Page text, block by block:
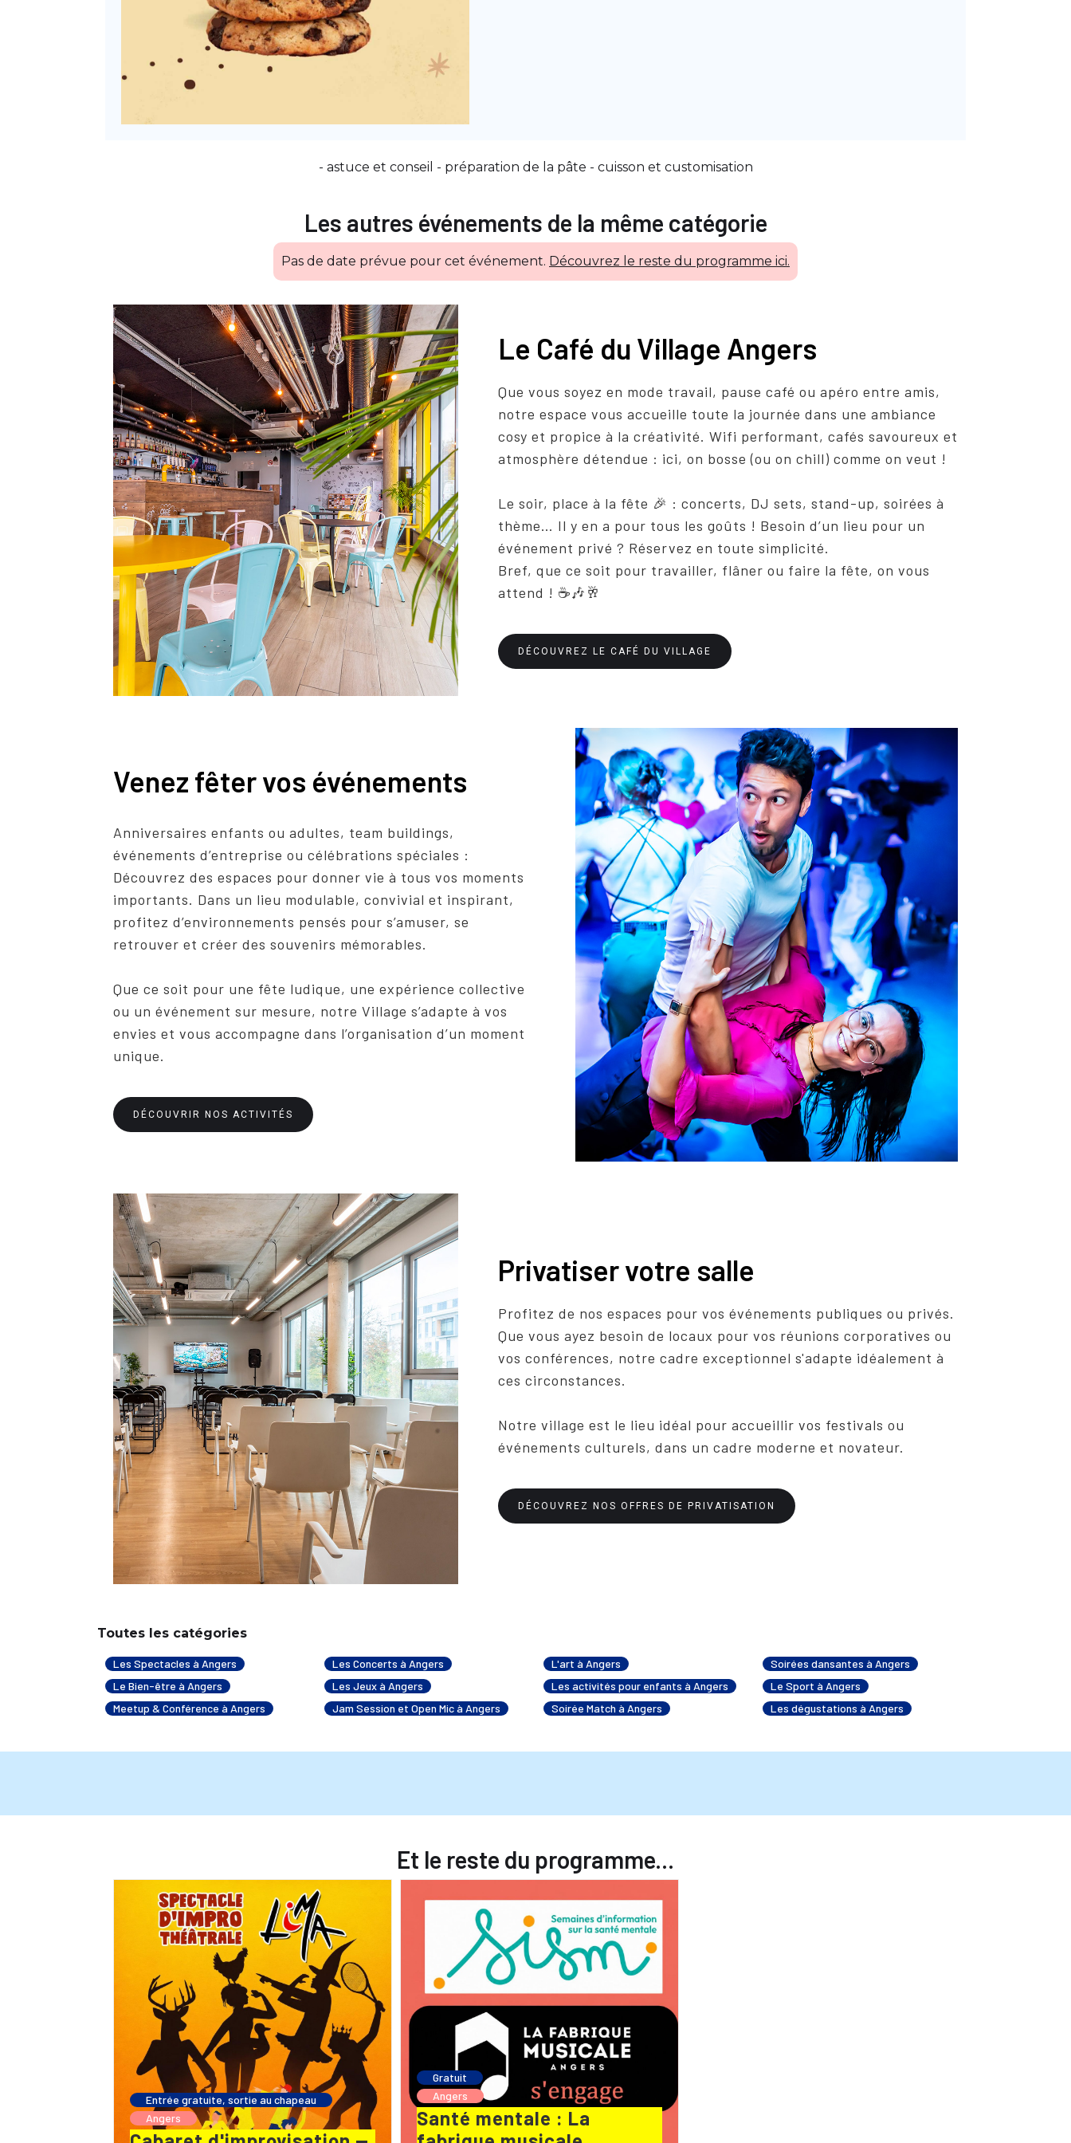
- astuce et conseil - préparation de la pâte - cuisson et customisation
Les autres événements de la même catégorie
Pas de date prévue pour cet événement. Découvrez le reste du programme ici.
Le Café du Village Angers
Que vous soyez en mode travail, pause café ou apéro entre amis,
notre espace vous accueille toute la journée dans une ambiance
cosy et propice à la créativité. Wifi performant, cafés savoureux et
atmosphère détendue : ici, on bosse (ou on chill) comme on veut !
Le soir, place à la fête 🎉 : concerts, DJ sets, stand-up, soirées à
thème… Il y en a pour tous les goûts ! Besoin d’un lieu pour un
événement privé ? Réservez en toute simplicité.
Bref, que ce soit pour travailler, flâner ou faire la fête, on vous
attend ! ☕🎶🥂
DÉCOUVREZ LE CAFÉ DU VILLAGE
Venez fêter vos événements
Anniversaires enfants ou adultes, team buildings,
événements d’entreprise ou célébrations spéciales :
Découvrez des espaces pour donner vie à tous vos moments
importants. Dans un lieu modulable, convivial et inspirant,
profitez d’environnements pensés pour s’amuser, se
retrouver et créer des souvenirs mémorables.
Que ce soit pour une fête ludique, une expérience collective
ou un événement sur mesure, notre Village s’adapte à vos
envies et vous accompagne dans l’organisation d’un moment
unique.
DÉCOUVRIR NOS ACTIVITÉS
Privatiser votre salle
Profitez de nos espaces pour vos événements publiques ou privés.
Que vous ayez besoin de locaux pour vos réunions corporatives ou
vos conférences, notre cadre exceptionnel s'adapte idéalement à
ces circonstances.
Notre village est le lieu idéal pour accueillir vos festivals ou
événements culturels, dans un cadre moderne et novateur.
DÉCOUVREZ NOS OFFRES DE PRIVATISATION
Toutes les catégories
Les Spectacles à Angers Les Concerts à Angers L'art à Angers
Soirées dansantes à Angers
Le Bien-être à Angers
Les Jeux à Angers Les activités pour enfants à Angers
Le Sport à Angers
Meetup & Conférence à Angers
Jam Session et Open Mic à Angers Soirée Match à Angers Les dégustations à Angers
Et le reste du programme...
Entrée gratuite, sortie au chapeau
Angers
Gratuit
Angers
Santé mentale : La